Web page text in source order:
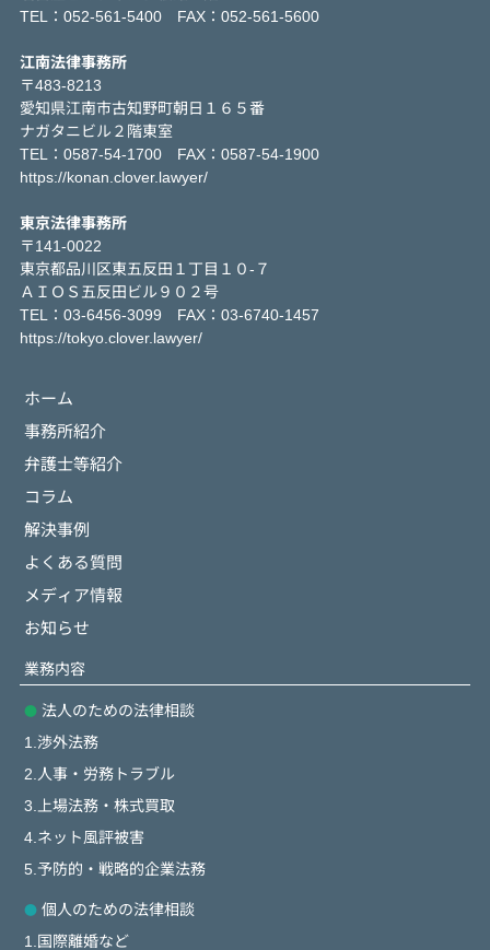
TEL：052-561-5400 FAX：052-561-5600
江南法律事務所
〒483-8213
愛知県江南市古知野町朝日１６５番
ナガタニビル２階東室
TEL：0587-54-1700 FAX：0587-54-1900
https://konan.clover.lawyer/
東京法律事務所
〒141-0022
東京都品川区東五反田１丁目１０-７
ＡＩＯＳ五反田ビル９０２号
TEL：03-6456-3099 FAX：03-6740-1457
https://tokyo.clover.lawyer/
ホーム
事務所紹介
弁護士等紹介
コラム
解決事例
よくある質問
メディア情報
お知らせ
業務内容
法人のための法律相談
1.渉外法務
2.人事・労務トラブル
3.上場法務・株式買取
4.ネット風評被害
5.予防的・戦略的企業法務
個人のための法律相談
1.国際離婚など